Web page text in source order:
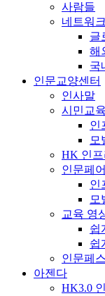
사람들
네트워크
글
해
국
인문교양센터
인사말
시민교육
인
모
HK 인
인문페어
인
모
교육 영
쉽
쉽
인문페
아젠다
HK3.0